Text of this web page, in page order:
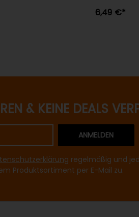
6,49 €*
& KEINE DEALS
regelmäßig und
Produktsortiment per E-Mail zu.
ANMELDEN